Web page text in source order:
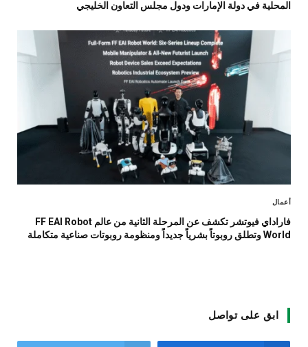
المحلية في دولة الإمارات ودول مجلس التعاون الخليجي
أعمال
فاراداي فيوتشر تكشف عن المرحلة الثانية من عالم FF EAI Robot
World وتطلق روبوتاً بشرياً جديداً ومنظومة روبوتات صناعية متكاملة
ابق على تواصل